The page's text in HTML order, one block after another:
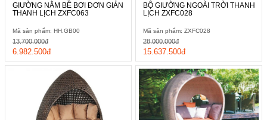
GIƯỜNG NẰM BỀ BƠI ĐƠN GIẢN
THANH LỊCH ZXFC063
Mã sản phẩm: HH.GB00
6.982.500đ
13.700.000đ
BỘ GIƯỜNG NGOÀI TRỜI THANH
LỊCH ZXFC028
Mã sản phẩm: ZXFC028
15.637.500đ
28.000.000đ